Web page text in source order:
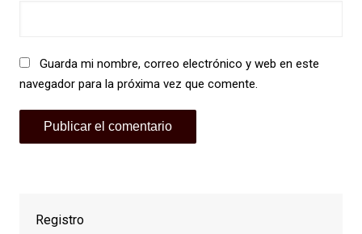
Guarda mi nombre, correo electrónico y web en este
navegador para la próxima vez que comente.
Registro